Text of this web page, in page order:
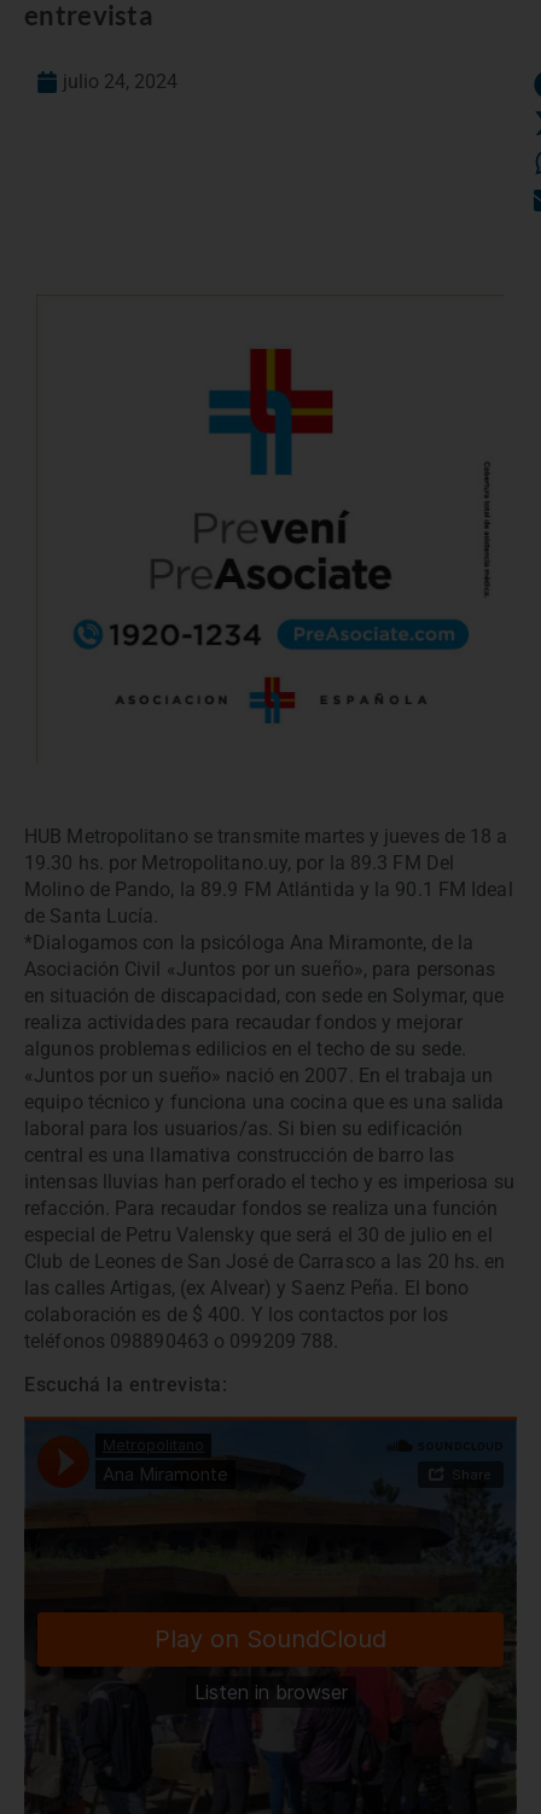
entrevista
julio 24, 2024
HUB Metropolitano se transmite martes y jueves de 18 a
19.30 hs. por Metropolitano.uy, por la 89.3 FM Del
Molino de Pando, la 89.9 FM Atlántida y la 90.1 FM Ideal
de Santa Lucía.
*Dialogamos con la psicóloga Ana Miramonte, de la
Asociación Civil «Juntos por un sueño», para personas
en situación de discapacidad, con sede en Solymar, que
realiza actividades para recaudar fondos y mejorar
algunos problemas edilicios en el techo de su sede.
«Juntos por un sueño» nació en 2007. En el trabaja un
equipo técnico y funciona una cocina que es una salida
laboral para los usuarios/as. Si bien su edificación
central es una llamativa construcción de barro las
intensas lluvias han perforado el techo y es imperiosa su
refacción. Para recaudar fondos se realiza una función
especial de Petru Valensky que será el 30 de julio en el
Club de Leones de San José de Carrasco a las 20 hs. en
las calles Artigas, (ex Alvear) y Saenz Peña. El bono
colaboración es de $ 400. Y los contactos por los
teléfonos 098890463 o 099209 788.
Escuchá la entrevista: